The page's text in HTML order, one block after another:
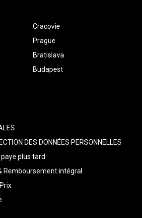
Cracovie
Prague
Bratislava
Budapest
DES DONNÉES PERSONNELLES
plus tard
Remboursement intégral